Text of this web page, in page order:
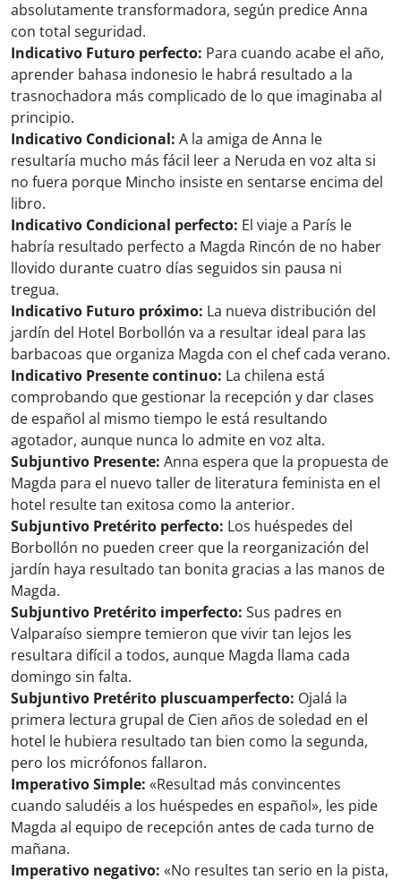
absolutamente transformadora, según predice Anna
con total seguridad.
Indicativo Futuro perfecto: Para cuando acabe el año,
aprender bahasa indonesio le habrá resultado a la
trasnochadora más complicado de lo que imaginaba al
principio.
Indicativo Condicional: A la amiga de Anna le
resultaría mucho más fácil leer a Neruda en voz alta si
no fuera porque Mincho insiste en sentarse encima del
libro.
Indicativo Condicional perfecto: El viaje a París le
habría resultado perfecto a Magda Rincón de no haber
llovido durante cuatro días seguidos sin pausa ni
tregua.
Indicativo Futuro próximo: La nueva distribución del
jardín del Hotel Borbollón va a resultar ideal para las
barbacoas que organiza Magda con el chef cada verano.
Indicativo Presente continuo: La chilena está
comprobando que gestionar la recepción y dar clases
de español al mismo tiempo le está resultando
agotador, aunque nunca lo admite en voz alta.
Subjuntivo Presente: Anna espera que la propuesta de
Magda para el nuevo taller de literatura feminista en el
hotel resulte tan exitosa como la anterior.
Subjuntivo Pretérito perfecto: Los huéspedes del
Borbollón no pueden creer que la reorganización del
jardín haya resultado tan bonita gracias a las manos de
Magda.
Subjuntivo Pretérito imperfecto: Sus padres en
Valparaíso siempre temieron que vivir tan lejos les
resultara difícil a todos, aunque Magda llama cada
domingo sin falta.
Subjuntivo Pretérito pluscuamperfecto: Ojalá la
primera lectura grupal de Cien años de soledad en el
hotel le hubiera resultado tan bien como la segunda,
pero los micrófonos fallaron.
Imperativo Simple: «Resultad más convincentes
cuando saludéis a los huéspedes en español», les pide
Magda al equipo de recepción antes de cada turno de
mañana.
Imperativo negativo: «No resultes tan serio en la pista,